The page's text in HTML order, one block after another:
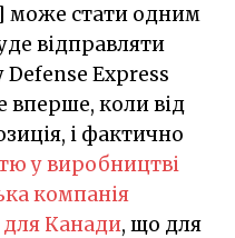
може стати одним
відправляти
Defense Express
вперше, коли від
і фактично
у виробництві
компанія
для Канади, що для